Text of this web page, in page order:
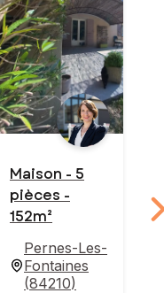
Maison - 5
pièces -
152m²
Pernes-Les-
Fontaines
(84210)